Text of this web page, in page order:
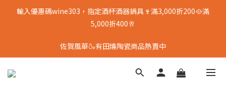
輸入優惠碼wine303，指定酒杯酒器鍋具🍷滿3,000折200🥘滿
5,000折400🥂
佐賀風華🍶有田燒陶瓷商品熱賣中